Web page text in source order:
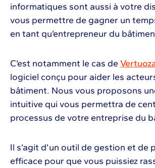
informatiques sont aussi à votre
vous permettre de gagner un
en tant qu’entrepreneur du
C’est notamment le cas de
logiciel conçu pour aider les
bâtiment. Nous vous proposons
intuitive qui vous permettra de
processus de votre entreprise du
Il s’agit d’un outil de gestion et de
efficace pour que vous puissiez